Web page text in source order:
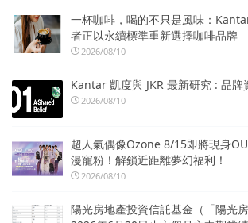
一杯咖啡，喝的不只是風味：
者正以永續標準重新選擇咖啡品牌
2026/08/10
Kantar 凱度與 JKR 最新研究 : 品
2026/08/10
超人氣偶像Ozone 8/15即將現身
漫寵粉！解鎖近距離夢幻福利！
2026/08/10
陽光房地產投資信託基金（「陽光